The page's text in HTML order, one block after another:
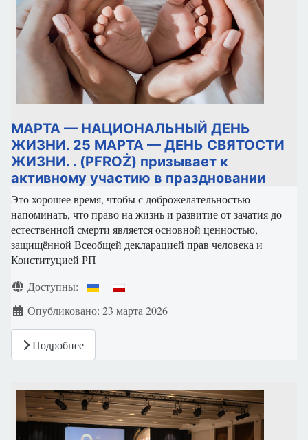
МАРТА — НАЦИОНАЛЬНЫЙ ДЕНЬ
ЖИЗНИ. 25 МАРТА — ДЕНЬ СВЯТОСТИ
ЖИЗНИ. . (PFROŻ) призывает к
активному участию в праздновании
Это хорошее время, чтобы с доброжелательностью
напоминать, что право на жизнь и развитие от зачатия до
естественной смерти является основной ценностью,
защищённой Всеобщей декларацией прав человека и
Конституцией РП
Информация о материале
Доступны:
Опубликовано: 23 марта 2026
Подробнее